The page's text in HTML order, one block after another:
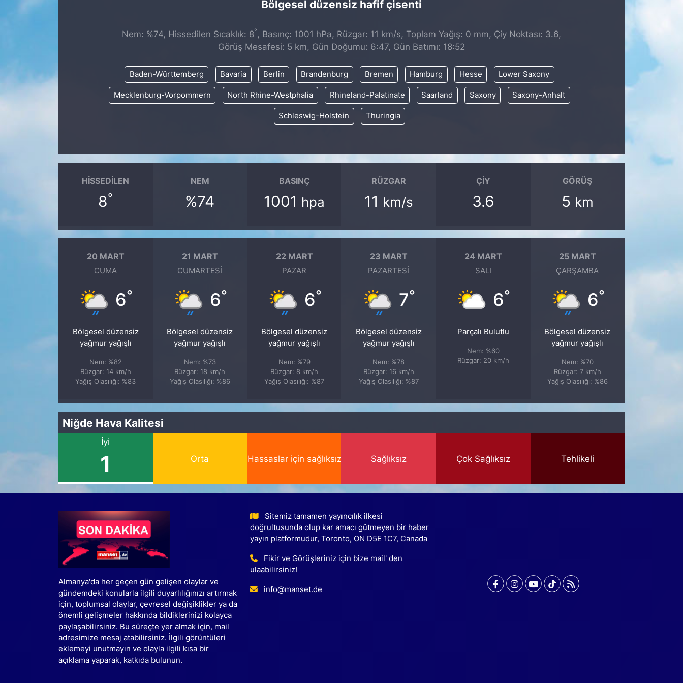
Bölgesel düzensiz hafif çisenti
Nem: %74, Hissedilen Sıcaklık: 8° , Basınç: 1001 hPa, Rüzgar: 11 km/s, Toplam Yağış: 0 mm, Çiy Noktası: 3.6,
Görüş Mesafesi: 5 km, Gün Doğumu: 6:47, Gün Batımı: 18:52
Baden-Württemberg Bavaria Berlin Brandenburg Bremen Hamburg Hesse Lower Saxony
Mecklenburg-Vorpommern North Rhine-Westphalia Rhineland-Palatinate Saarland Saxony Saxony-Anhalt
Schleswig-Holstein Thuringia
HISSEDILEN
8°
NEM
%74
BASINÇ
1001 hpa
RÜZGAR
11 km/s
ÇIY
3.6
GÖRÜŞ
5 km
20 MART
CUMA
6°
Bölgesel düzensiz
yağmur yağışlı
Nem: %82
Rüzgar: 14 km/h
Yağış Olasılığı: %83
21 MART
CUMARTESI
6°
Bölgesel düzensiz
yağmur yağışlı
Nem: %73
Rüzgar: 18 km/h
Yağış Olasılığı: %86
22 MART
PAZAR
6°
Bölgesel düzensiz
yağmur yağışlı
Nem: %79
Rüzgar: 8 km/h
Yağış Olasılığı: %87
23 MART
PAZARTESI
7°
Bölgesel düzensiz
yağmur yağışlı
Nem: %78
Rüzgar: 16 km/h
Yağış Olasılığı: %87
24 MART
SALI
6°
Parçalı Bulutlu
Nem: %60
Rüzgar: 20 km/h
25 MART
ÇARŞAMBA
6°
Bölgesel düzensiz
yağmur yağışlı
Nem: %70
Rüzgar: 7 km/h
Yağış Olasılığı: %86
Niğde Hava Kalitesi
İyi
1 Orta Hassaslar için sağlıksız Sağlıksız Çok Sağlıksız Tehlikeli
Almanya'da her geçen gün gelişen olaylar ve
gündemdeki konularla ilgili duyarlılığınızı artırmak
için, toplumsal olaylar, çevresel değişiklikler ya da
önemli gelişmeler hakkında bildiklerinizi kolayca
paylaşabilirsiniz. Bu süreçte yer almak için, mail
adresimize mesaj atabilirsiniz. İlgili görüntüleri
eklemeyi unutmayın ve olayla ilgili kısa bir
açıklama yaparak, katkıda bulunun.
Sitemiz tamamen yayıncılık ilkesi
doğrultusunda olup kar amacı gütmeyen bir haber
yayın platformudur, Toronto, ON D5E 1C7, Canada
Fikir ve Görüşleriniz için bize mail' den
ulaabilirsiniz!
info@manset.de